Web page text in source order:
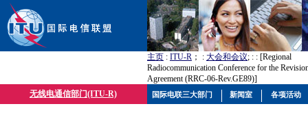
主页 : ITU-R ； : 大会和会议; : : [Regional
Radiocommunication Conference for the
Agreement (RRC-06-Rev.GE89)]
无线电通信部门(ITU-R)
国际电联三大部门 新闻室 各项活动